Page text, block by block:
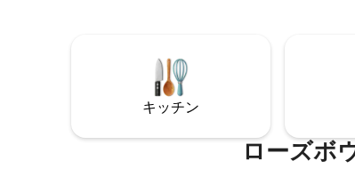
中心街まで13マイル ユニバーサルスタジ
オまで16マイル ハリウッドまで17マイル
サンタモニカまで27マイル ナッツベリー
ファームまで33マイル ディズニーランド
ン
キッチン
ローズボ